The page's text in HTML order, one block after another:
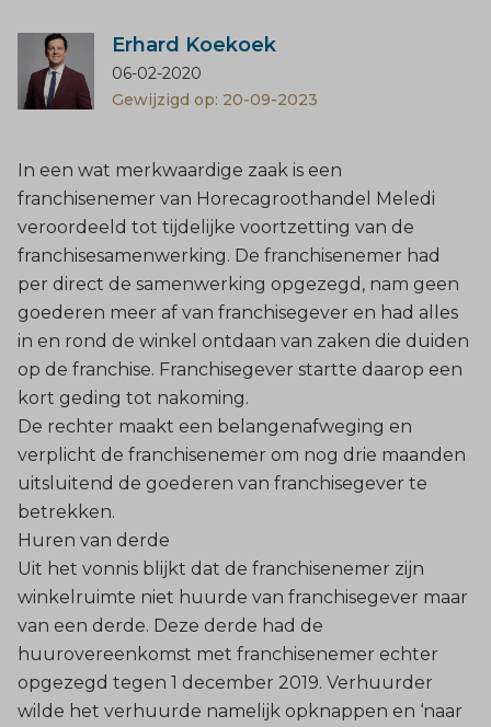
Erhard Koekoek
06-02-2020
Gewijzigd op: 20-09-2023
In een wat merkwaardige zaak is een
franchisenemer van Horecagroothandel Meledi
veroordeeld tot tijdelijke voortzetting van de
franchisesamenwerking. De franchisenemer had
per direct de samenwerking opgezegd, nam geen
goederen meer af van franchisegever en had alles
in en rond de winkel ontdaan van zaken die duiden
op de franchise. Franchisegever startte daarop een
kort geding tot nakoming.
De rechter maakt een belangenafweging en
verplicht de franchisenemer om nog drie maanden
uitsluitend de goederen van franchisegever te
betrekken.
Huren van derde
Uit het vonnis blijkt dat de franchisenemer zijn
winkelruimte niet huurde van franchisegever maar
van een derde. Deze derde had de
huurovereenkomst met franchisenemer echter
opgezegd tegen 1 december 2019. Verhuurder
wilde het verhuurde namelijk opknappen en ‘naar